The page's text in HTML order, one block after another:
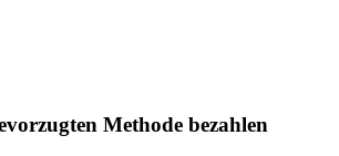
Methode bezahlen